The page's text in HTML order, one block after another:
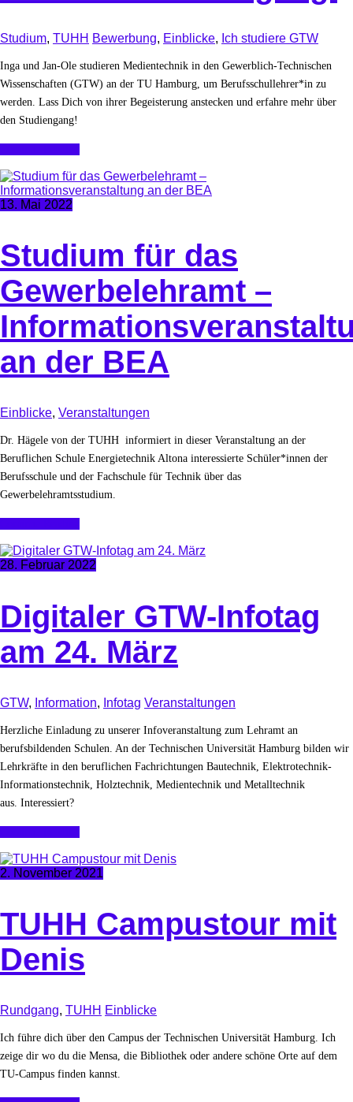
Studium, TUHH Bewerbung, Einblicke, Ich studiere GTW
Inga und Jan-Ole studieren Medientechnik in den Gewerblich-Technischen
Wissenschaften (GTW) an der TU Hamburg, um Berufsschullehrer*in zu
werden. Lass Dich von ihrer Begeisterung anstecken und erfahre mehr über
den Studiengang!
13. Mai 2022
Studium für das
Gewerbelehramt –
an der BEA
Einblicke, Veranstaltungen
Dr. Hägele von der TUHH informiert in dieser Veranstaltung an der
Beruflichen Schule Energietechnik Altona interessierte Schüler*innen der
Berufsschule und der Fachschule für Technik über das
Gewerbelehramtsstudium.
28. Februar 2022
Digitaler GTW-Infotag
am 24. März
GTW, Information, Infotag Veranstaltungen
Herzliche Einladung zu unserer Infoveranstaltung zum Lehramt an
berufsbildenden Schulen. An der Technischen Universität Hamburg bilden wir
Lehrkräfte in den beruflichen Fachrichtungen Bautechnik, Elektrotechnik-
Informa­tionstechnik, Holztechnik, Medientechnik und Metalltechnik
aus. Interessiert?
2. November 2021
TUHH Campustour mit
Denis
Rundgang, TUHH Einblicke
Ich führe dich über den Campus der Technischen Universität Hamburg. Ich
zeige dir wo du die Mensa, die Bibliothek oder andere schöne Orte auf dem
TU-Campus finden kannst.